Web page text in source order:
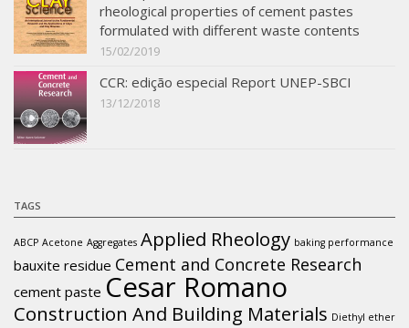
rheological properties of cement pastes
formulated with different waste contents
15/02/2019
CCR: edição especial Report UNEP-SBCI
13/12/2018
TAGS
ABCP Acetone Aggregates Applied Rheology baking performance
bauxite residue Cement and Concrete Research
cement paste Cesar Romano
Construction And Building Materials Diethyl ether